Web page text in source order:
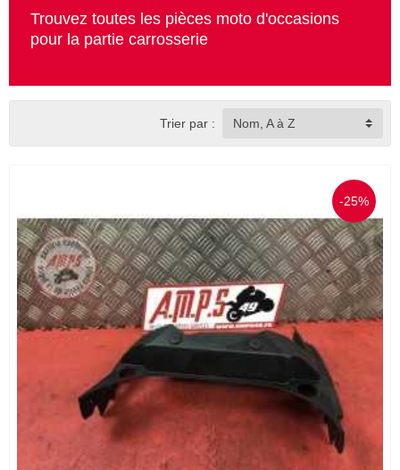
Trouvez toutes les pièces moto d'occasions
pour la partie carrosserie
Trier par : Nom, A à Z
-25%